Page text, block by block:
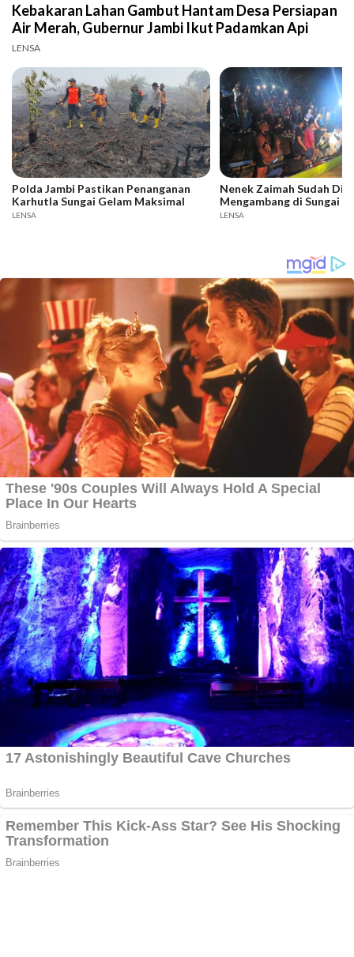
Kebakaran Lahan Gambut Hantam Desa Persiapan
Air Merah, Gubernur Jambi Ikut Padamkan Api
LENSA
Polda Jambi Pastikan Penanganan
Karhutla Sungai Gelam Maksimal
LENSA
Nenek Zaimah Sudah
Mengambang di Sungai
LENSA